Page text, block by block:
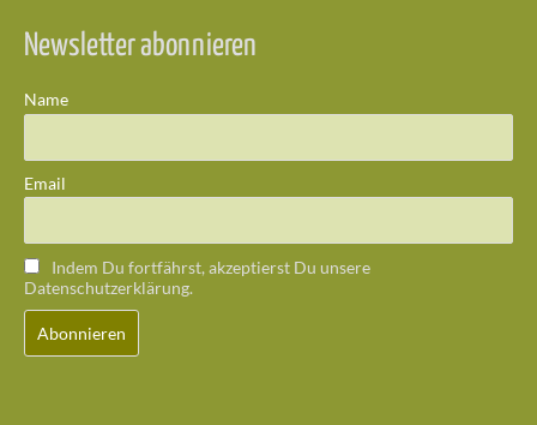
Newsletter abonnieren
Name
Email
Indem Du fortfährst, akzeptierst Du unsere
Datenschutzerklärung.